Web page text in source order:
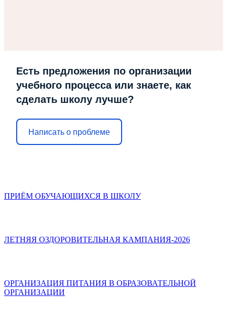
Есть предложения по организации
учебного процесса или знаете, как
сделать школу лучше?
Написать о проблеме
ПРИЁМ ОБУЧАЮЩИХСЯ В ШКОЛУ
ЛЕТНЯЯ ОЗДОРОВИТЕЛЬНАЯ КАМПАНИЯ-2026
ОРГАНИЗАЦИЯ ПИТАНИЯ В ОБРАЗОВАТЕЛЬНОЙ
ОРГАНИЗАЦИИ